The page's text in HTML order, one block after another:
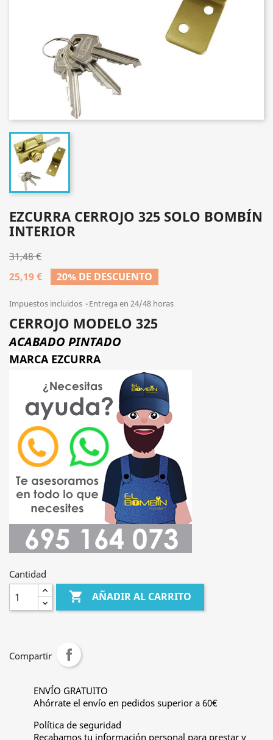
EZCURRA CERROJO 325 SOLO BOMBÍN
INTERIOR
31,48 €
25,19 €
20% DE DESCUENTO
Impuestos incluidos Entrega en 24/48 horas
CERROJO MODELO 325
ACABADO PINTADO
MARCA EZCURRA
Cantidad
 AÑADIR AL CARRITO
Compartir
ENVÍO GRATUITO
Ahórrate el envío en pedidos superior a 60€
Política de seguridad
Recabamos tu información personal para prestar y